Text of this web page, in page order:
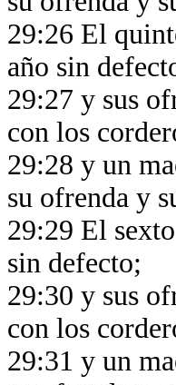
29:26 El
año sin
29:27 y sus
con los
29:28 y un
su ofrenda y
29:29 El
sin defecto;
29:30 y sus
con los
29:31 y un